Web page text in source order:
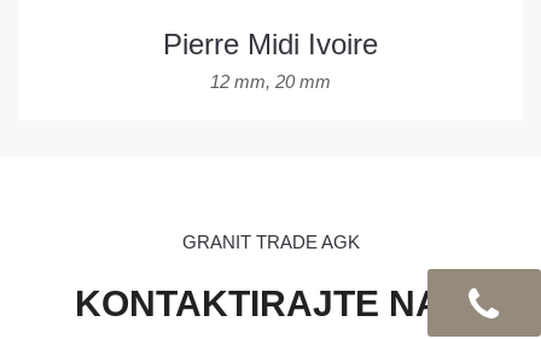
Pierre Midi Ivoire
12 mm, 20 mm
GRANIT TRADE AGK
KONTAKTIRAJTE NAS